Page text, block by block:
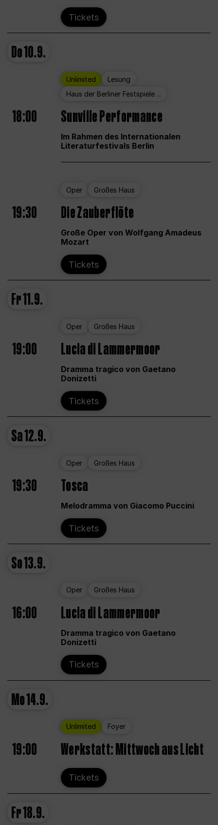
Tickets
Do10.9.
Unlimited
Lesung
Haus der Berliner Festspiele ...
18:00 Sunville Performance
Im Rahmen des Internationalen
Literaturfestivals Berlin
Oper Großes Haus
19:30 Die Zauberflöte
Große Oper von Wolfgang Amadeus
Mozart
Tickets
Fr11.9.
Oper Großes Haus
19:00 Lucia di Lammermoor
Dramma tragico von Gaetano
Donizetti
Tickets
Sa12.9.
Oper Großes Haus
19:30 Tosca
Melodramma von Giacomo Puccini
Tickets
So13.9.
Oper Großes Haus
16:00 Lucia di Lammermoor
Dramma tragico von Gaetano
Donizetti
Tickets
Mo14.9.
Unlimited Foyer
19:00 Werkstatt: Mittwoch aus Licht
Tickets
Fr18.9.